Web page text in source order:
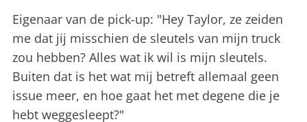
Eigenaar van de pick-up: "Hey Taylor, ze zeiden
me dat jij misschien de sleutels van mijn truck
zou hebben? Alles wat ik wil is mijn sleutels.
Buiten dat is het wat mij betreft allemaal geen
issue meer, en hoe gaat het met degene die je
hebt weggesleept?"